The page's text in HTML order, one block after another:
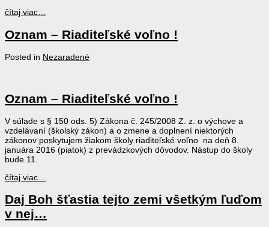
čítaj viac…
Oznam – Riaditeľské voľno !
Posted in Nezaradené
Oznam – Riaditeľské voľno !
V súlade s § 150 ods. 5) Zákona č. 245/2008 Z. z. o výchove a
vzdelávaní (školský zákon) a o zmene a doplnení niektorých
zákonov poskytujem žiakom školy riaditeľské voľno na deň 8.
januára 2016 (piatok) z prevádzkových dôvodov. Nástup do školy
bude 11.
čítaj viac…
Daj Boh šťastia tejto zemi všetkým ľuďom
v nej…